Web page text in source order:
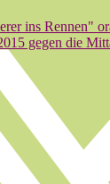
ins Rennen"
gegen die